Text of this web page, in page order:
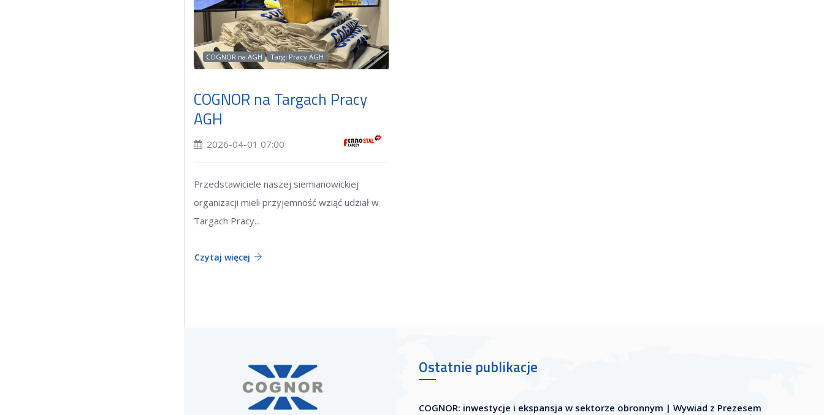
COGNOR na AGH Targi Pracy AGH
COGNOR na Targach Pracy
AGH
2026-04-01 07:00
Przedstawiciele naszej siemianowickiej
organizacji mieli przyjemność wziąć udział w
Targach Pracy...
Czytaj więcej
Ostatnie publikacje
COGNOR: inwestycje i ekspansja w sektorze obronnym | Wywiad z Prezesem